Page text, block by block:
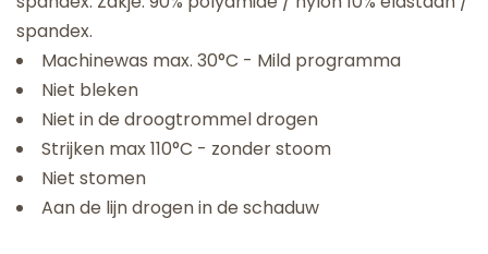
spandex.
Machinewas max. 30°C - Mild programma
Niet bleken
Niet in de droogtrommel drogen
Strijken max 110°C - zonder stoom
Niet stomen
Aan de lijn drogen in de schaduw